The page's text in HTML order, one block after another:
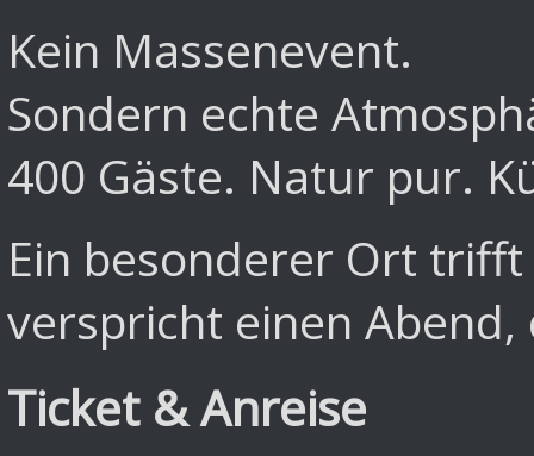
Kein Massenevent.
Sondern echte
400 Gäste. Natur pur.
Ein besonderer Ort
verspricht einen Abend,
Ticket & Anreise